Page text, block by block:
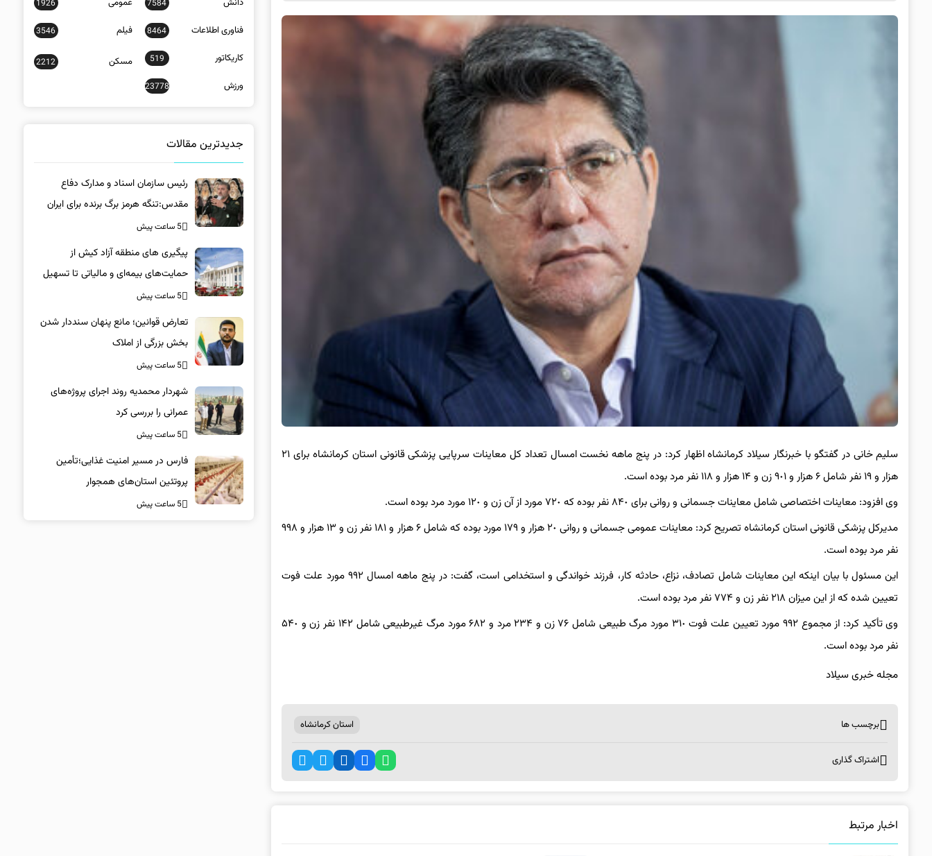
سلیم خانی در گفتگو با خبرنگار
سیلاد کرمانشاه اظهار کرد: در پنج ماهه نخست امسال تعداد کل معاینات سرپایی پزشکی قانونی استان کرمانشاه برای ٢١
هزار و ١٩ نفر شامل ۶ هزار و ٩٠١ زن و ١۴ هزار و ١١٨ نفر مرد بوده است.
وی افزود: معاینات اختصاصی شامل معاینات جسمانی و روانی برای ٨۴٠ نفر بوده که ٧٢٠ مورد از آن زن و ١٢٠ مورد مرد بوده است.
مدیرکل پزشکی قانونی استان کرمانشاه تصریح کرد: معاینات عمومی جسمانی و روانی ٢٠ هزار و ١٧٩ مورد بوده که شامل ۶ هزار و ١٨١ نفر زن و ١٣ هزار و ٩٩٨
نفر مرد بوده است.
این مسئول با بیان اینکه این معاینات شامل تصادف، نزاع، حادثه کار، فرزند خواندگی و استخدامی است، گفت: در پنج ماهه امسال ٩٩٢ مورد علت فوت
تعیین شده که از این میزان ٢١٨ نفر زن و ٧٧۴ نفر مرد بوده است.
وی تأکید کرد: از مجموع ٩٩٢ مورد تعیین علت فوت ٣١٠ مورد مرگ طبیعی شامل ٧۶ زن و ٢٣۴ مرد و ۶٨٢ مورد مرگ غیرطبیعی شامل ١۴٢ نفر زن و ۵۴٠
نفر مرد بوده است.
مجله خبری سیلاد
برچسب ها استان کرمانشاه
اشتراک گذاری
اخبار مرتبط
7584
1926
فناوری اطلاعات 8464 فیلم 3546
کاریکاتور 519 مسکن 2212
ورزش 23778
جدیدترین مقالات
رئیس سازمان اسناد و مدارک دفاع
مقدس:تنگه هرمز برگ برنده برای ایران
است
5 ساعت پیش
پیگیری های منطقه آزاد کیش از
حمایت‌های بیمه‌ای و مالیاتی تا تسهیل
خروج کالا
5 ساعت پیش
تعارض قوانین؛ مانع پنهان سنددار شدن
بخش بزرگی از املاک
5 ساعت پیش
شهردار محمدیه روند اجرای پروژه‌های
عمرانی را بررسی کرد
5 ساعت پیش
فارس در مسیر امنیت غذایی؛تأمین‌
پروتئین استان‌های همجوار
5 ساعت پیش